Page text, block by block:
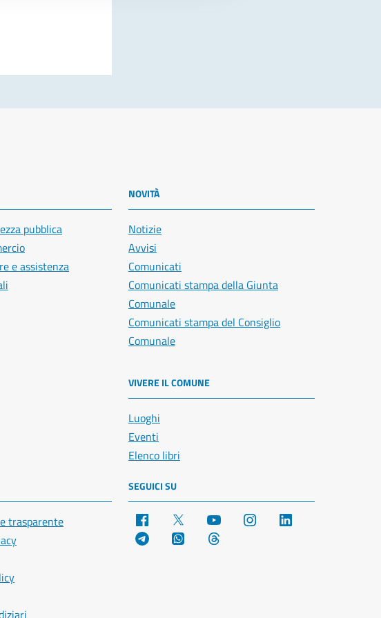
pubblica
e assistenza
NOVITÀ
Notizie
Avvisi
Comunicati
Comunicati stampa della Giunta
Comunale
Comunicati stampa del Consiglio
Comunale
VIVERE IL COMUNE
Luoghi
Eventi
Elenco libri
trasparente
SEGUICI SU
Facebook YouTube Instagram
Telegram WhatsApp